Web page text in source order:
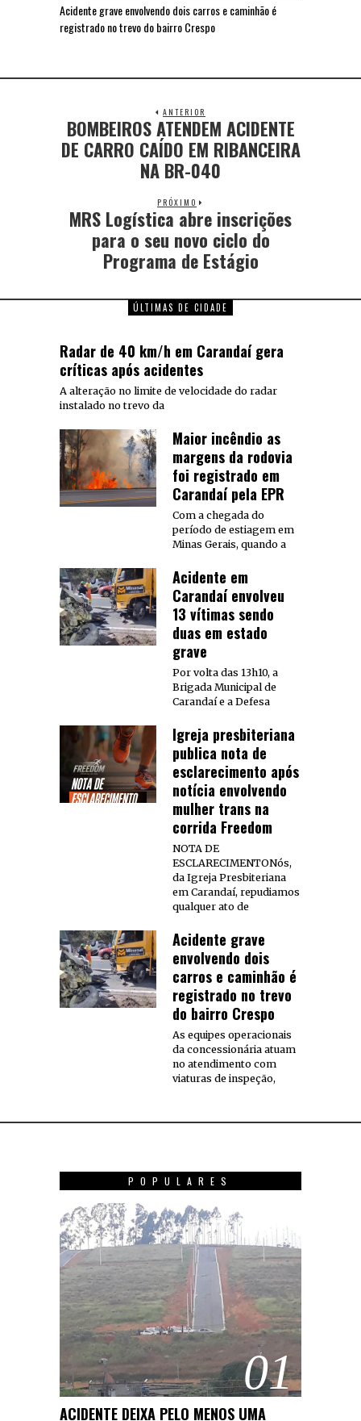
Acidente grave envolvendo dois carros e caminhão é
registrado no trevo do bairro Crespo
ANTERIOR
BOMBEIROS ATENDEM ACIDENTE
DE CARRO CAÍDO EM RIBANCEIRA
NA BR-040
PRÓXIMO
MRS Logística abre inscrições
para o seu novo ciclo do
Programa de Estágio
ÚLTIMAS DE CIDADE
Radar de 40 km/h em Carandaí gera
críticas após acidentes
A alteração no limite de velocidade do radar
instalado no trevo da
Maior incêndio as
margens da rodovia
foi registrado em
Carandaí pela EPR
Com a chegada do
período de estiagem em
Minas Gerais, quando a
Acidente em
Carandaí envolveu
13 vítimas sendo
duas em estado
grave
Por volta das 13h10, a
Brigada Municipal de
Carandaí e a Defesa
Igreja presbiteriana
publica nota de
esclarecimento após
notícia envolvendo
mulher trans na
corrida Freedom
NOTA DE
ESCLARECIMENTONós,
da Igreja Presbiteriana
em Carandaí, repudiamos
qualquer ato de
Acidente grave
envolvendo dois
carros e caminhão é
registrado no trevo
do bairro Crespo
As equipes operacionais
da concessionária atuam
no atendimento com
viaturas de inspeção,
POPULARES
01
ACIDENTE DEIXA PELO MENOS UMA